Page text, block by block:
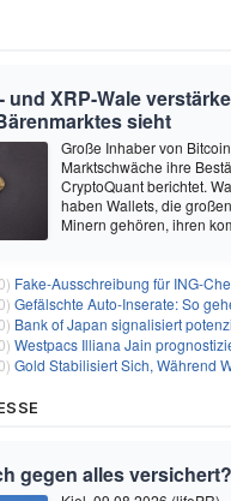
und XRP-Wale
sieht
Große Inhaber von
Marktschwäche ihre
CryptoQuant berichtet.
haben Wallets, die
Minern gehören, ihren
Fake-Ausschreibung für ING-
Gefälschte Auto-Inserate: So
Bank of Japan signalisiert
Westpacs Illiana Jain prognostiziert,
Gold Stabilisiert Sich, Während
gegen alles versichert?